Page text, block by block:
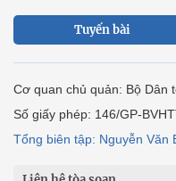
Tuyến bài
Cơ quan chủ quản: Bộ Dân
Số giấy phép: 146/GP-
Tổng biên tập: Nguyễn Văn